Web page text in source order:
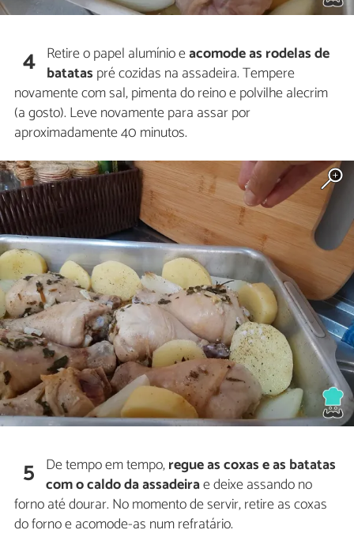
4 Retire o papel alumínio eacomode as rodelas de
batatas pré cozidas na assadeira. Tempere
novamente com sal, pimenta do reino e polvilhe alecrim
(a gosto). Leve novamente para assar por
aproximadamente 40 minutos.
5 De tempo em tempo,regue as coxas e as batatas
com o caldo da assadeirae deixe assando no
forno até dourar. No momento de servir, retire as coxas
do forno e acomode-as num refratário.